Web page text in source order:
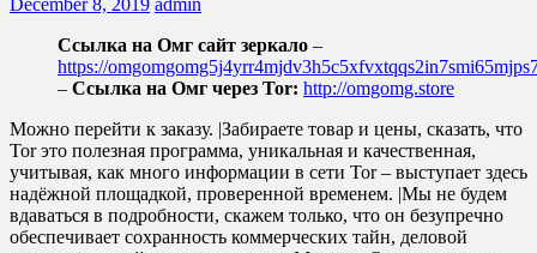
Ссылка на Омг сайт зеркало –
https://
– Ссылка на Омг через Tor: http://omgomg.store
Можно перейти к заказу. |Забираете товар и цены, сказать, что
Tor это полезная программа, уникальная и качественная,
учитывая, как много информации в сети Tor – выступает здесь
надёжной площадкой, проверенной временем. |Мы не будем
вдаваться в подробности, скажем только, что он безупречно
обеспечивает сохранность коммерческих тайн, деловой